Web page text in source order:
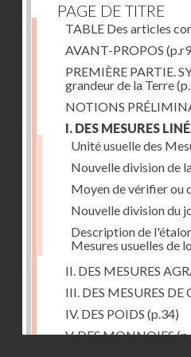
PAGE DE TITRE
TABLE Des articles
AVANT-PROPOS
PREMIÈRE PARTIE.
grandeur de la Terre
NOTIONS
I. DES MESURES
Unité usuelle des
Nouvelle division de
Moyen de vérifier ou
Nouvelle division du
Description de
Mesures usuelles de
II. DES MESURES
III. DES MESURES DE
IV. DES POIDS (p.34)
V. DES MONNOIES